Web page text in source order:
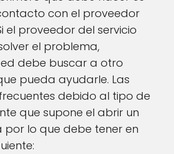
con el proveedor
el proveedor del servicio
el problema,
debe buscar a otro
pueda ayudarle. Las
debido al tipo de
que supone el abrir un
lo que debe tener en